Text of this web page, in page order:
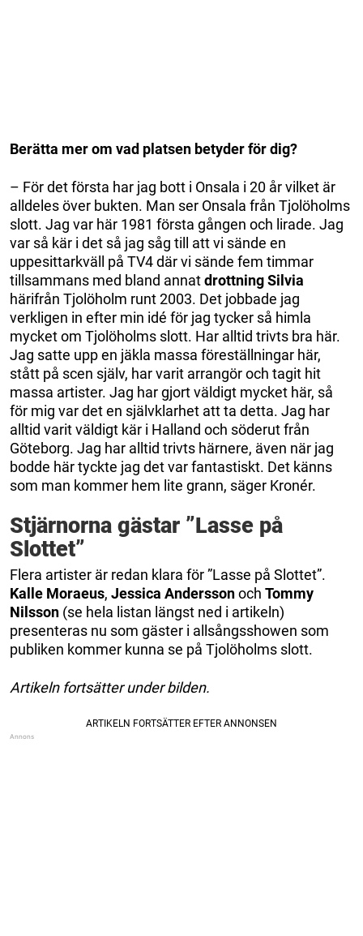
Berätta mer om vad platsen betyder för dig?
– För det första har jag bott i Onsala i 20 år vilket är
alldeles över bukten. Man ser Onsala från Tjolöholms
slott. Jag var här 1981 första gången och lirade. Jag
var så kär i det så jag såg till att vi sände en
uppesittarkväll på TV4 där vi sände fem timmar
tillsammans med bland annatdrottning Silvia
härifrån Tjolöholm runt 2003. Det jobbade jag
verkligen in efter min idé för jag tycker så himla
mycket om Tjolöholms slott. Har alltid trivts bra här.
Jag satte upp en jäkla massa föreställningar här,
stått på scen själv, har varit arrangör och tagit hit
massa artister. Jag har gjort väldigt mycket här, så
för mig var det en självklarhet att ta detta. Jag har
alltid varit väldigt kär i Halland och söderut från
Göteborg. Jag har alltid trivts härnere, även när jag
bodde här tyckte jag det var fantastiskt. Det känns
som man kommer hem lite grann, säger Kronér.
Stjärnorna gästar ”Lasse på
Slottet”
Flera artister är redan klara för ”Lasse på Slottet”.
Kalle Moraeus, Jessica Anderssonoch Tommy
Nilsson (se hela listan längst ned i artikeln)
presenteras nu som gäster i allsångsshowen som
publiken kommer kunna se på Tjolöholms slott.
Artikeln fortsätter under bilden.